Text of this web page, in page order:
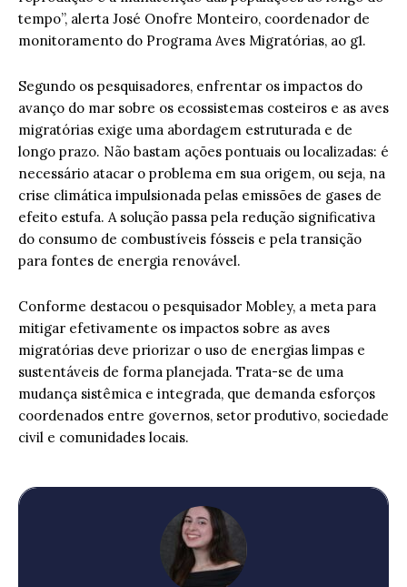
tempo”, alerta José Onofre Monteiro, coordenador de
monitoramento do Programa Aves Migratórias, ao g1.
Segundo os pesquisadores, enfrentar os impactos do
avanço do mar sobre os ecossistemas costeiros e as aves
migratórias exige uma abordagem estruturada e de
longo prazo. Não bastam ações pontuais ou localizadas: é
necessário atacar o problema em sua origem, ou seja, na
crise climática impulsionada pelas emissões de gases de
efeito estufa. A solução passa pela redução significativa
do consumo de combustíveis fósseis e pela transição
para fontes de energia renovável.
Conforme destacou o pesquisador Mobley, a meta para
mitigar efetivamente os impactos sobre as aves
migratórias deve priorizar o uso de energias limpas e
sustentáveis de forma planejada. Trata-se de uma
mudança sistêmica e integrada, que demanda esforços
coordenados entre governos, setor produtivo, sociedade
civil e comunidades locais.